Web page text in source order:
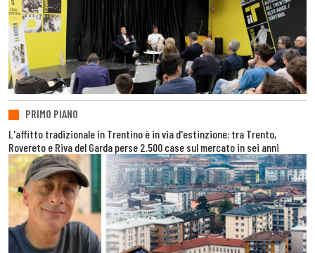
PRIMO PIANO
L'affitto tradizionale in Trentino è in via d'estinzione: tra Trento,
Rovereto e Riva del Garda perse 2.500 case sul mercato in sei anni